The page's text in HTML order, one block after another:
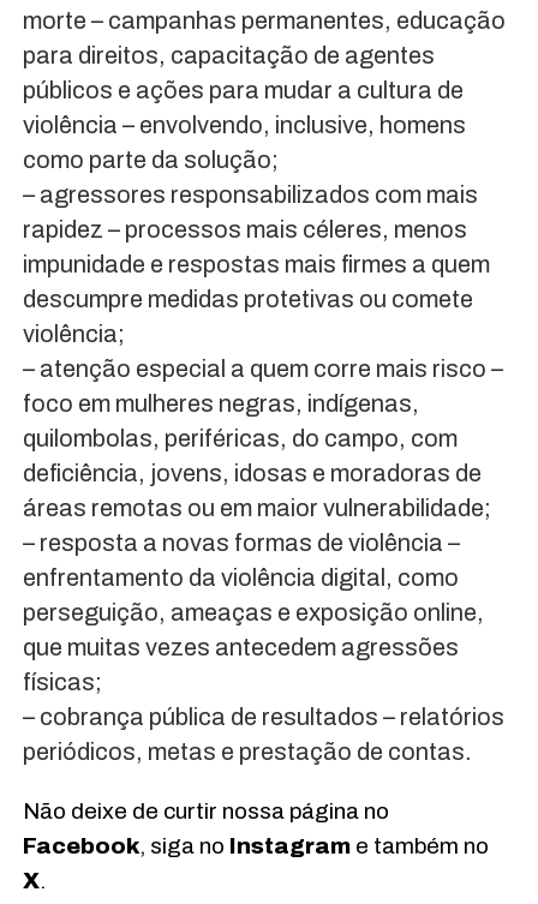
morte – campanhas permanentes, educação
para direitos, capacitação de agentes
públicos e ações para mudar a cultura de
violência – envolvendo, inclusive, homens
como parte da solução;
– agressores responsabilizados com mais
rapidez – processos mais céleres, menos
impunidade e respostas mais firmes a quem
descumpre medidas protetivas ou comete
violência;
– atenção especial a quem corre mais risco –
foco em mulheres negras, indígenas,
quilombolas, periféricas, do campo, com
deficiência, jovens, idosas e moradoras de
áreas remotas ou em maior vulnerabilidade;
– resposta a novas formas de violência –
enfrentamento da violência digital, como
perseguição, ameaças e exposição online,
que muitas vezes antecedem agressões
físicas;
– cobrança pública de resultados – relatórios
periódicos, metas e prestação de contas.
Não deixe de curtir nossa página no
Facebook, siga no Instagrame também no
X.